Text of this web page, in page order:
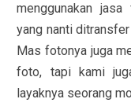
menggunakan
yang nanti
Mas fotonya juga
foto, tapi kami
layaknya seorang